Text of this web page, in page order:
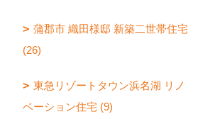
蒲郡市 織田様邸 新築二世帯住宅
(26)
東急リゾートタウン浜名湖 リノ
ベーション住宅 (9)